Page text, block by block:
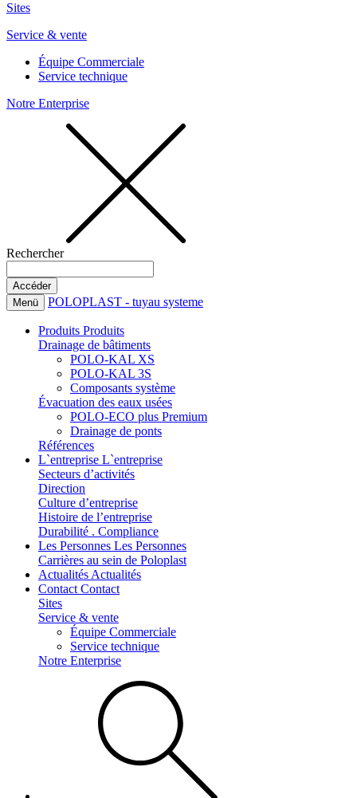
Sites
Service & vente
Équipe Commerciale
Service technique
Notre Enterprise
Rechercher
Menü POLOPLAST - tuyau systeme
Produits Produits
Drainage de bâtiments
POLO-KAL XS
POLO-KAL 3S
Composants système
Évacuation des eaux usées
POLO-ECO plus Premium
Drainage de ponts
Références
L`entreprise L`entreprise
Secteurs d’activités
Direction
Culture d’entreprise
Histoire de l’entreprise
Durabilité . Compliance
Les Personnes Les Personnes
Carrières au sein de Poloplast
Actualités Actualités
Contact Contact
Sites
Service & vente
Équipe Commerciale
Service technique
Notre Enterprise